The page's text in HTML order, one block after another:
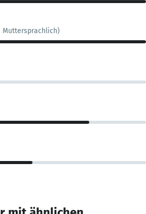
Muttersprachlich)